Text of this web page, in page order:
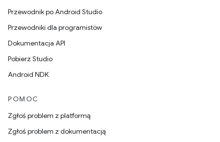
Przewodnik po Android Studio
Przewodniki dla programistów
Dokumentacja API
Pobierz Studio
Android NDK
POMOC
Zgłoś problem z platformą
Zgłoś problem z dokumentacją